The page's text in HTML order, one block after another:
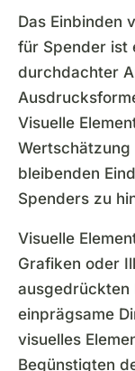
Das Einbinden
für Spender ist
durchdachter
Visuelle
Wertschätzung
bleibenden
Spenders zu
Visuelle
Grafiken oder
ausgedrückten
einprägsame
visuelles
Begünstigten